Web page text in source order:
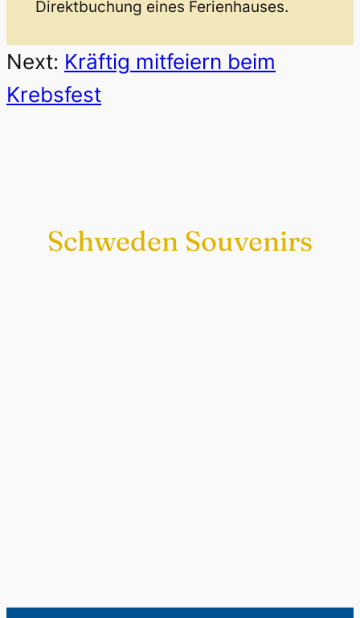
Direktbuchung eines Ferienhauses.
Next: Kräftig mitfeiern beim
Krebsfest
Schweden Souvenirs